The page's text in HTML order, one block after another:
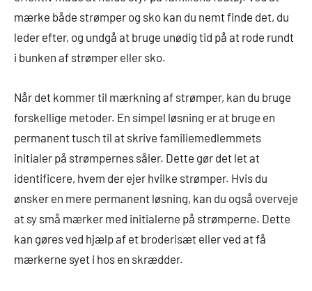
mærke både strømper og sko kan du nemt finde det, du
leder efter, og undgå at bruge unødig tid på at rode rundt
i bunken af strømper eller sko.
Når det kommer til mærkning af strømper, kan du bruge
forskellige metoder. En simpel løsning er at bruge en
permanent tusch til at skrive familiemedlemmets
initialer på strømpernes såler. Dette gør det let at
identificere, hvem der ejer hvilke strømper. Hvis du
ønsker en mere permanent løsning, kan du også overveje
at sy små mærker med initialerne på strømperne. Dette
kan gøres ved hjælp af et broderisæt eller ved at få
mærkerne syet i hos en skrædder.